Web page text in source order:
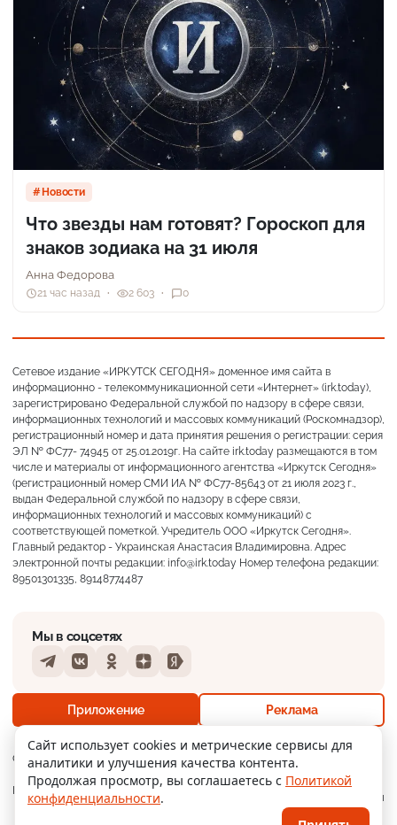
+24° Ощущается как +24
7 м/с 755 мм 82%
Новости
Что звезды нам готовят? Гороскоп для
знаков зодиака на 31 июля
Анна Федорова
21 час назад 2 603 0
Сетевое издание «ИРКУТСК СЕГОДНЯ» доменное имя сайта в
информационно - телекоммуникационной сети «Интернет» (irk.today),
зарегистрировано Федеральной службой по надзору в сфере связи,
информационных технологий и массовых коммуникаций (Роскомнадзор),
регистрационный номер и дата принятия решения о регистрации: серия
ЭЛ № ФС77- 74945 от 25.01.2019г. На сайте irk.today размещаются в том
числе и материалы от информационного агентства «Иркутск Сегодня»
(регистрационный номер СМИ ИА № ФС77-85643 от 21 июля 2023 г.,
выдан Федеральной службой по надзору в сфере связи,
информационных технологий и массовых коммуникаций) с
соответствующей пометкой. Учредитель ООО «Иркутск Сегодня».
Главный редактор - Украинская Анастасия Владимировна. Адрес
электронной почты редакции: info@irk.today Номер телефона редакции:
89501301335, 89148774487
О нас Контакты Прислать новость
Реклама
Мобильное
приложение
Политика
конфиденциальности
Мы в соцсетях
TelegramVKontakteOdnoklassniki
DzenYandex
Приложение Реклама
Сайт использует cookies и метрические сервисы для
аналитики и улучшения качества контента.
Продолжая просмотр, вы соглашаетесь с Политикой
конфиденциальности.